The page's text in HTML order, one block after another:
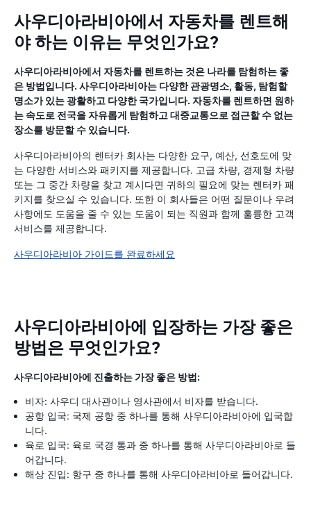
사우디아라비아에서 자동차를 렌트해
야 하는 이유는 무엇인가요?
사우디아라비아에서 자동차를 렌트하는 것은 나라를 탐험하는 좋
은 방법입니다. 사우디아라비아는 다양한 관광명소, 활동, 탐험할
명소가 있는 광활하고 다양한 국가입니다. 자동차를 렌트하면 원하
는 속도로 전국을 자유롭게 탐험하고 대중교통으로 접근할 수 없는
장소를 방문할 수 있습니다.
사우디아라비아의 렌터카 회사는 다양한 요구, 예산, 선호도에 맞
는 다양한 서비스와 패키지를 제공합니다. 고급 차량, 경제형 차량
또는 그 중간 차량을 찾고 계시다면 귀하의 필요에 맞는 렌터카 패
키지를 찾으실 수 있습니다. 또한 이 회사들은 어떤 질문이나 우려
사항에도 도움을 줄 수 있는 도움이 되는 직원과 함께 훌륭한 고객
서비스를 제공합니다.
사우디아라비아 가이드를 완료하세요
사우디아라비아에 입장하는 가장 좋은
방법은 무엇인가요?
사우디아라비아에 진출하는 가장 좋은 방법:
비자: 사우디 대사관이나 영사관에서 비자를 받습니다.
공항 입국: 국제 공항 중 하나를 통해 사우디아라비아에 입국합
니다.
육로 입국: 육로 국경 통과 중 하나를 통해 사우디아라비아로 들
어갑니다.
해상 진입: 항구 중 하나를 통해 사우디아라비아로 들어갑니다.